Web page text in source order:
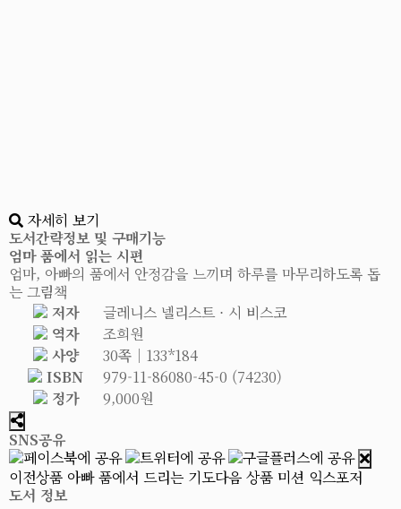
자세히 보기
도서간략정보 및 구매기능
엄마 품에서 읽는 시편
엄마, 아빠의 품에서 안정감을 느끼며 하루를 마무리하도록 돕
는 그림책
저자
글레니스 넬리스트 ⋅ 시 비스코
역자
조희원
사양
30쪽│133*184
ISBN
979-11-86080-45-0 (74230)
정가
9,000원
SNS공유
이전상품 아빠 품에서 드리는 기도다음 상품 미션 익스포저
도서 정보